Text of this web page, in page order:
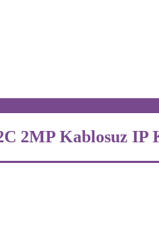
2MP Kablosuz IP